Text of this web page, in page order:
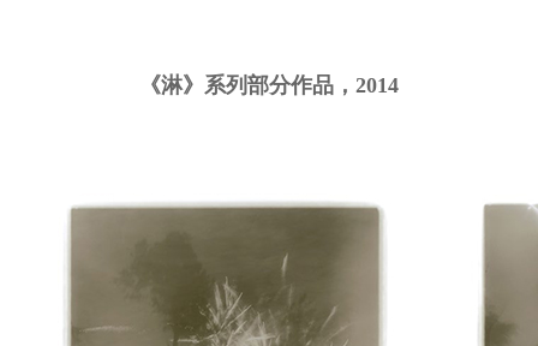
《淋》系列部分作品，2014